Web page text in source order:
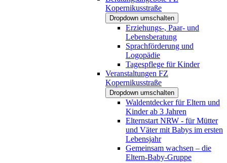
Kopernikusstraße
Dropdown umschalten
Erziehungs-, Paar- und
Lebensberatung
Sprachförderung und
Logopädie
Tagespflege für Kinder
Veranstaltungen FZ
Kopernikusstraße
Dropdown umschalten
Waldentdecker für Eltern und
Kinder ab 3 Jahren
Elternstart NRW - für Mütter
und Väter mit Babys im ersten
Lebensjahr
Gemeinsam wachsen – die
Eltern-Baby-Gruppe